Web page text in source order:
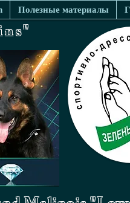
Полезные материалы